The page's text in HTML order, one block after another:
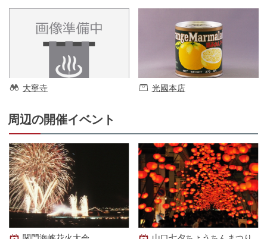
大寧寺 光國本店
周辺の開催イベント